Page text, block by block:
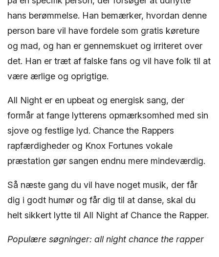
hans berømmelse. Han bemærker, hvordan denne
person bare vil have fordele som gratis køreture
og mad, og han er gennemskuet og irriteret over
det. Han er træt af falske fans og vil have folk til at
være ærlige og oprigtige.
All Night er en upbeat og energisk sang, der
formår at fange lytterens opmærksomhed med sin
sjove og festlige lyd. Chance the Rappers
rapfærdigheder og Knox Fortunes vokale
præstation gør sangen endnu mere mindeværdig.
Så næste gang du vil have noget musik, der får
dig i godt humør og får dig til at danse, skal du
helt sikkert lytte til All Night af Chance the Rapper.
Populære søgninger: all night chance the rapper